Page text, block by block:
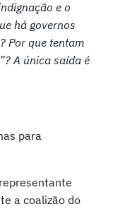
e o
há governos
Por que tentam
A única saída é
para
a coalizão do